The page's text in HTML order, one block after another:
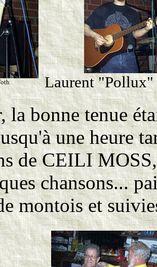
Laurent "Pollux"
la bonne tenue
une heure
de CEILI
chansons...
montois et